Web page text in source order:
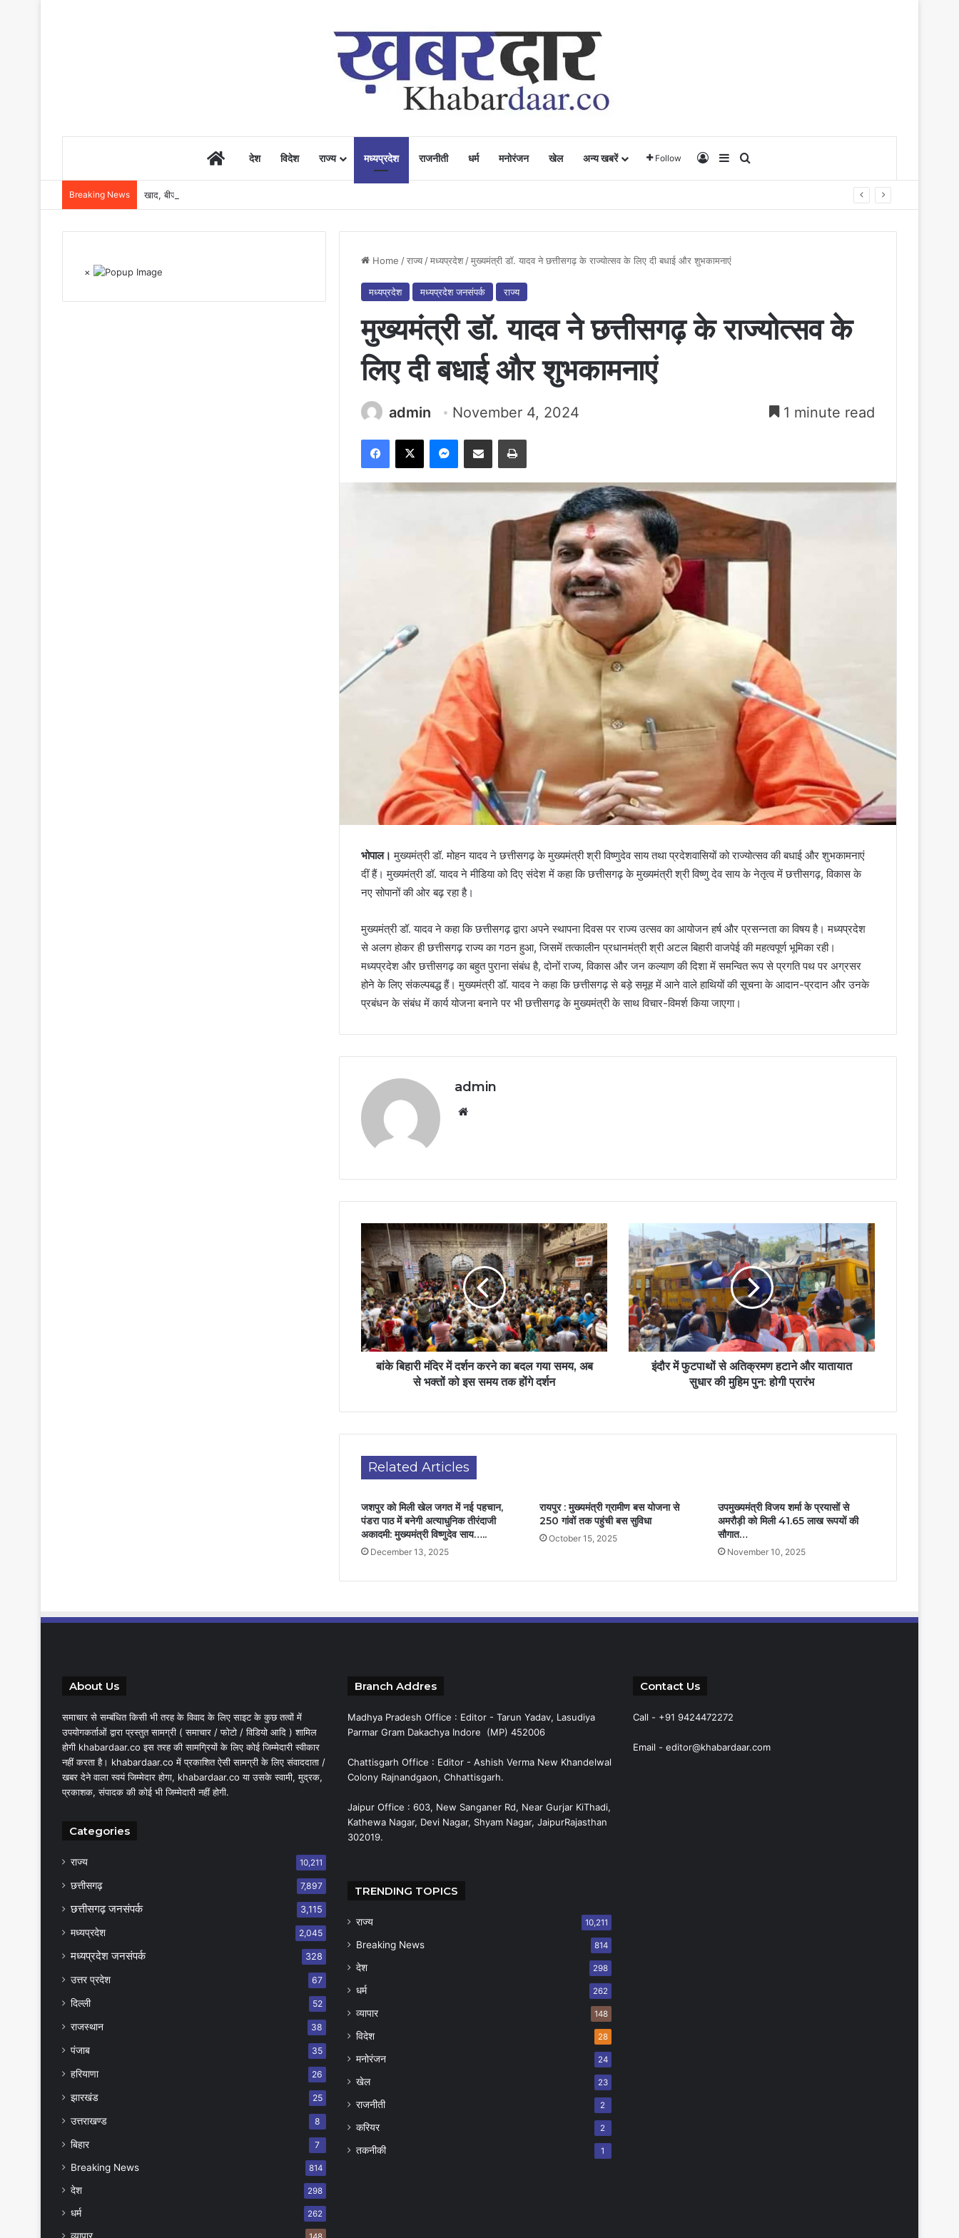
Homeदेश विदेश राज्य मध्यप्रदेश राजनीती धर्म मनोरंजन खेल अन्य खबरें Follow Log InSidebar
Breaking News खाद, बीज और उर्वरकों की समय पर उपलब्धता से किसानों में उत्साह, नैनो डीएपी और नैनो यूरिया बने किसानों के भरोसेमंद कृषि साथी…..
Home /राज्य /मध्यप्रदेश /मुख्यमंत्री डॉ. यादव ने छत्तीसगढ़ के राज्योत्सव के लिए दी बधाई और शुभकामनाएं
मध्यप्रदेश मध्यप्रदेश जनसंपर्क राज्य
मुख्यमंत्री डॉ. यादव ने छत्तीसगढ़ के राज्योत्सव के
लिए दी बधाई और शुभकामनाएं
admin November 4, 2024 1 minute read
Facebook
X Messenger
Share via Email Print
भोपाल। मुख्यमंत्री डॉ. मोहन यादव ने छत्तीसगढ़ के मुख्यमंत्री श्री विष्णुदेव साय तथा प्रदेशवासियों को राज्योत्सव की बधाई और शुभकामनाएं
दीं हैं। मुख्यमंत्री डॉ. यादव ने मीडिया को दिए संदेश में कहा कि छत्तीसगढ़ के मुख्यमंत्री श्री विष्णु देव साय के नेतृत्व में छत्तीसगढ़, विकास के
नए सोपानों की ओर बढ़ रहा है।
मुख्यमंत्री डॉ. यादव ने कहा कि छत्तीसगढ़ द्वारा अपने स्थापना दिवस पर राज्य उत्सव का आयोजन हर्ष और प्रसन्नता का विषय है। मध्यप्रदेश
से अलग होकर ही छत्तीसगढ़ राज्य का गठन हुआ, जिसमें तत्कालीन प्रधानमंत्री श्री अटल बिहारी वाजपेई की महत्वपूर्ण भूमिका रही।
मध्यप्रदेश और छत्तीसगढ़ का बहुत पुराना संबंध है, दोनों राज्य, विकास और जन कल्याण की दिशा में समन्वित रूप से प्रगति पथ पर अग्रसर
होने के लिए संकल्पबद्ध हैं। मुख्यमंत्री डॉ. यादव ने कहा कि छत्तीसगढ़ से बड़े समूह में आने वाले हाथियों की सूचना के आदान-प्रदान और उनके
प्रबंधन के संबंध में कार्य योजना बनाने पर भी छत्तीसगढ़ के मुख्यमंत्री के साथ विचार-विमर्श किया जाएगा।
admin
बांके बिहारी मंदिर में दर्शन करने का बदल गया समय, अब
से भक्तों को इस समय तक होंगे दर्शन
इंदौर में फुटपाथों से अतिक्रमण हटाने और यातायात
सुधार की मुहिम पुन: होगी प्रारंभ
Related Articles
जशपुर को मिली खेल जगत में नई पहचान,
पंडरा पाठ में बनेगी अत्याधुनिक तीरंदाजी
अकादमी: मुख्यमंत्री विष्णुदेव साय…..
December 13, 2025
रायपुर : मुख्यमंत्री ग्रामीण बस योजना से
250 गांवों तक पहुंची बस सुविधा
October 15, 2025
उपमुख्यमंत्री विजय शर्मा के प्रयासों से
अमरौड़ी को मिली 41.65 लाख रूपयों की
सौगात…
November 10, 2025
×
About Us
समाचार से सम्बंधित किसी भी तरह के विवाद के लिए साइट के कुछ तत्वों में
उपयोगकर्ताओं द्वारा प्रस्तुत सामग्री ( समाचार / फोटो / विडियो आदि ) शामिल
होगी khabardaar.co इस तरह की सामग्रियों के लिए कोई जिम्मेदारी स्वीकार
नहीं करता है। khabardaar.co में प्रकाशित ऐसी सामग्री के लिए संवाददाता /
खबर देने वाला स्वयं जिम्मेदार होगा, khabardaar.co या उसके स्वामी, मुद्रक,
प्रकाशक, संपादक की कोई भी जिम्मेदारी नहीं होगी.
Categories
राज्य 10,211
छत्तीसगढ़ 7,897
छत्तीसगढ़ जनसंपर्क 3,115
मध्यप्रदेश 2,045
मध्यप्रदेश जनसंपर्क 328
उत्तर प्रदेश 67
दिल्ली 52
राजस्थान 38
पंजाब 35
हरियाणा 26
झारखंड 25
उत्तराखण्ड 8
बिहार 7
Breaking News 814
देश 298
धर्म 262
Branch Addres
Madhya Pradesh Office : Editor - Tarun Yadav, Lasudiya
Parmar Gram Dakachya Indore (MP) 452006
Chattisgarh Office : Editor - Ashish Verma New Khandelwal
Colony Rajnandgaon, Chhattisgarh.
Jaipur Office : 603, New Sanganer Rd, Near Gurjar KiThadi,
Kathewa Nagar, Devi Nagar, Shyam Nagar, JaipurRajasthan
302019.
TRENDING TOPICS
राज्य 10,211
Breaking News 814
देश 298
धर्म 262
व्यापार 148
विदेश 28
मनोरंजन 24
खेल 23
राजनीती 2
करियर 2
तकनीकी 1
Contact Us
Call - +91 9424472272
Email - editor@khabardaar.com